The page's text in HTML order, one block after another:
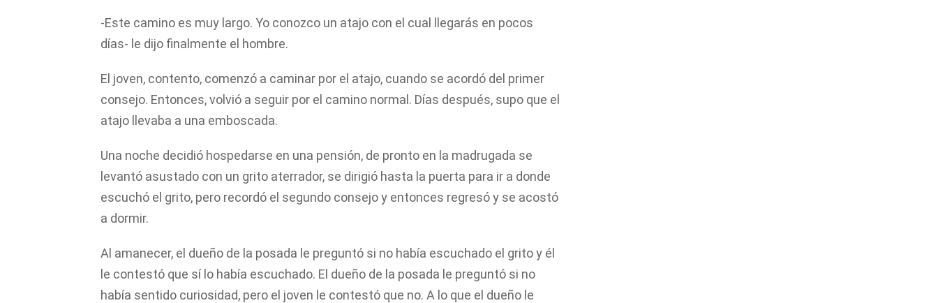
-Este camino es muy largo. Yo conozco un atajo con el cual llegarás en pocos
días- le dijo finalmente el hombre.
El joven, contento, comenzó a caminar por el atajo, cuando se acordó del primer
consejo. Entonces, volvió a seguir por el camino normal. Días después, supo que el
atajo llevaba a una emboscada.
Una noche decidió hospedarse en una pensión, de pronto en la madrugada se
levantó asustado con un grito aterrador, se dirigió hasta la puerta para ir a donde
escuchó el grito, pero recordó el segundo consejo y entonces regresó y se acostó
a dormir.
Al amanecer, el dueño de la posada le preguntó si no había escuchado el grito y él
le contestó que sí lo había escuchado. El dueño de la posada le preguntó si no
había sentido curiosidad, pero el joven le contestó que no. A lo que el dueño le